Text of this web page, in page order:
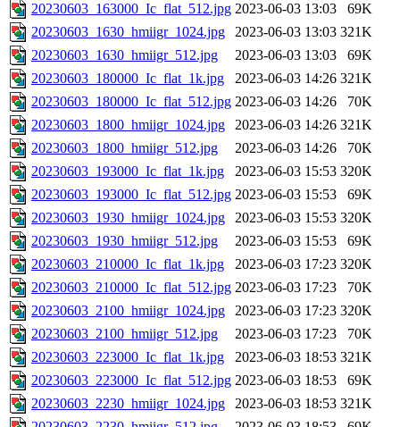
20230603_163000_Ic_flat_512.jpg 2023-06-03 13:03
69K
20230603_1630_hmiigr_1024.jpg
2023-06-03 13:03 321K
20230603_1630_hmiigr_512.jpg
2023-06-03 13:03
69K
20230603_180000_Ic_flat_1k.jpg
2023-06-03 14:26 321K
20230603_180000_Ic_flat_512.jpg 2023-06-03 14:26
70K
20230603_1800_hmiigr_1024.jpg
2023-06-03 14:26 321K
20230603_1800_hmiigr_512.jpg
2023-06-03 14:26
70K
20230603_193000_Ic_flat_1k.jpg
2023-06-03 15:53 320K
20230603_193000_Ic_flat_512.jpg 2023-06-03 15:53
69K
20230603_1930_hmiigr_1024.jpg
2023-06-03 15:53 320K
20230603_1930_hmiigr_512.jpg
2023-06-03 15:53
69K
20230603_210000_Ic_flat_1k.jpg
2023-06-03 17:23 320K
20230603_210000_Ic_flat_512.jpg 2023-06-03 17:23
70K
20230603_2100_hmiigr_1024.jpg
2023-06-03 17:23 320K
20230603_2100_hmiigr_512.jpg
2023-06-03 17:23
70K
20230603_223000_Ic_flat_1k.jpg
2023-06-03 18:53 321K
20230603_223000_Ic_flat_512.jpg 2023-06-03 18:53
69K
20230603_2230_hmiigr_1024.jpg
2023-06-03 18:53 321K